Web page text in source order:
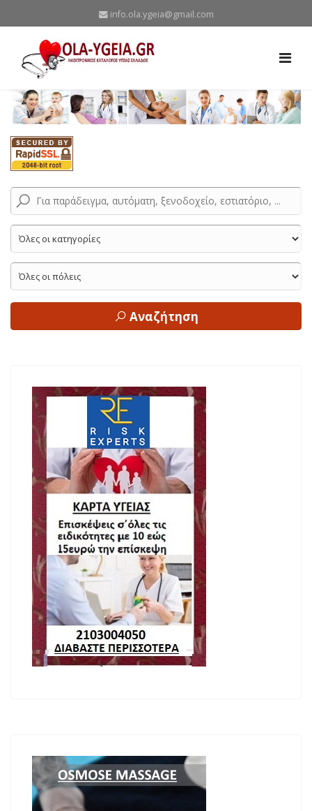
info.ola.ygeia@gmail.com
Αναζήτηση